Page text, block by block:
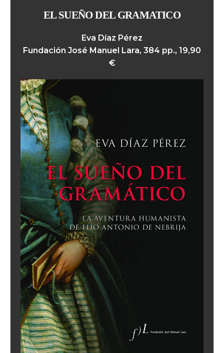
EL SUEÑO DEL GRAMATICO
Eva Díaz Pérez
Fundación José Manuel Lara, 384 pp., 19,90
€